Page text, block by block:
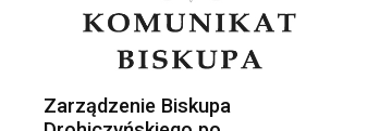
Zarządzenie Biskupa